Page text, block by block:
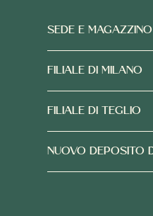
SEDE E
FILIALE DI MILANO
FILIALE DI TEGLIO
NUOVO DEPOSITO